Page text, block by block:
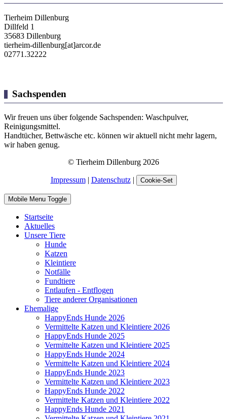
Tierheim Dillenburg
Dillfeld 1
35683 Dillenburg
tierheim-dillenburg[at]arcor.de
02771.32222
Sachspenden
Wir freuen uns über folgende Sachspenden: Waschpulver,
Reinigungsmittel.
Handtücher, Bettwäsche etc. können wir aktuell nicht mehr lagern,
wir haben genug.
© Tierheim Dillenburg 2026
Impressum| Datenschutz| Cookie-Set
Mobile Menu Toggle
Startseite
Aktuelles
Unsere Tiere
Hunde
Katzen
Kleintiere
Notfälle
Fundtiere
Entlaufen - Entflogen
Tiere anderer Organisationen
Ehemalige
HappyEnds Hunde 2026
Vermittelte Katzen und Kleintiere 2026
HappyEnds Hunde 2025
Vermittelte Katzen und Kleintiere 2025
HappyEnds Hunde 2024
Vermittelte Katzen und Kleintiere 2024
HappyEnds Hunde 2023
Vermittelte Katzen und Kleintiere 2023
HappyEnds Hunde 2022
Vermittelte Katzen und Kleintiere 2022
HappyEnds Hunde 2021